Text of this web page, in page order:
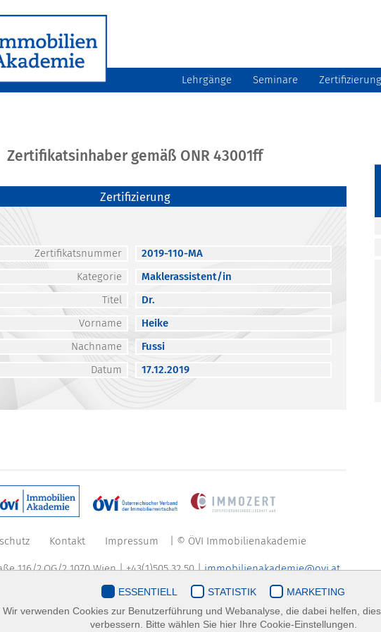
Lehrgänge Seminare Zertifizierung
Zertifikatsinhaber gemäß ONR 43001ff
Zertifizierung
Zertifikatsnummer
2019-110-MA
Kategorie
Maklerassistent/in
Titel
Dr.
Vorname
Heike
Nachname
Fussi
Datum
17.12.2019
Kontakt Impressum | © ÖVI Immobilienakademie
116/2.OG/2 1070 Wien | +43(1)505 32 50 |immobilienakademie@ovi.at
ESSENTIELL STATISTIK
MARKETING
Wir verwenden Cookies zur Benutzerführung und Webanalyse, die dabei helfen,
verbessern. Bitte wählen Sie hier Ihre Cookie-Einstellungen.